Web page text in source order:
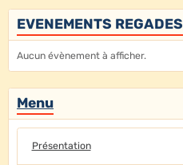
EVENEMENTS REGADES
Aucun évènement à afficher.
Menu
Présentation